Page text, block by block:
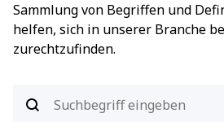
Sammlung von Begriffen und
helfen, sich in unserer Branche
zurechtzufinden.